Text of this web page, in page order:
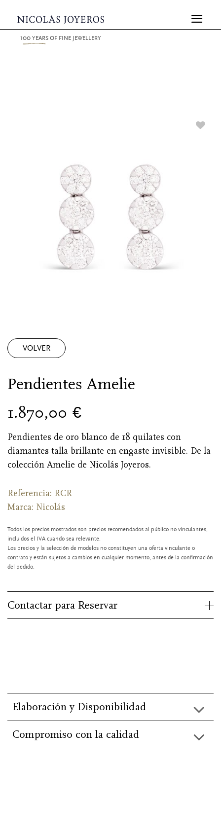
100 YEARS OF FINE JEWELLERY
VOLVER
Pendientes Amelie
1.870,00 €
Pendientes de oro blanco de 18 quilates con
diamantes talla brillante en engaste invisible. De la
colección Amelie de Nicolás Joyeros.
Referencia: RCR
Marca: Nicolás
Todos los precios mostrados son precios recomendados al público no vinculantes,
incluidos el IVA cuando sea relevante.
Los precios y la selección de modelos no constituyen una oferta vinculante o
contrato y están sujetos a cambios en cualquier momento, antes de la confirmación
del pedido.
Contactar para Reservar
Elaboración y Disponibilidad
Compromiso con la calidad